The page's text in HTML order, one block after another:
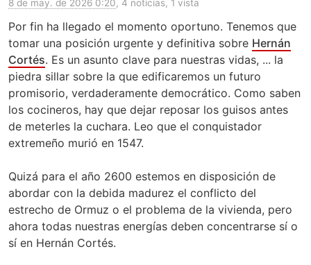
8 de may. de 2026 0:20, 4 noticias, 1 vista
Por fin ha llegado el momento oportuno. Tenemos que
tomar una posición urgente y definitiva sobre Hernán
Cortés. Es un asunto clave para nuestras vidas, ... la
piedra sillar sobre la que edificaremos un futuro
promisorio, verdaderamente democrático. Como saben
los cocineros, hay que dejar reposar los guisos antes
de meterles la cuchara. Leo que el conquistador
extremeño murió en 1547.
Quizá para el año 2600 estemos en disposición de
abordar con la debida madurez el conflicto del
estrecho de Ormuz o el problema de la vivienda, pero
ahora todas nuestras energías deben concentrarse sí o
sí en Hernán Cortés.